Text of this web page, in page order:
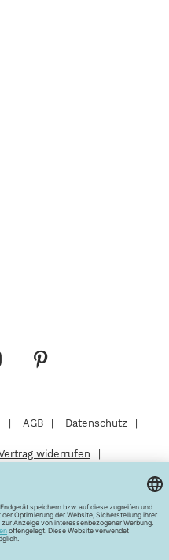
AGB Datenschutz
widerrufen
FAQ Impressum